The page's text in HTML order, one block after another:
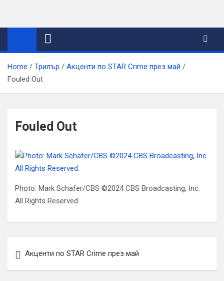
content
Home Трилър
Акценти по STAR Crime през май
Fouled Out
Fouled Out
Photo: Mark Schafer/CBS ©2024 CBS Broadcasting, Inc.
All Rights Reserved.
Акценти по STAR Crime през май